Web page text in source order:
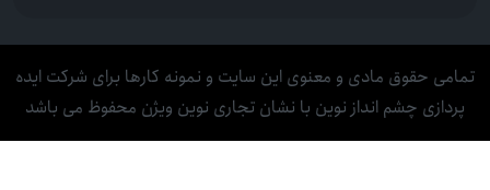
تمامی حقوق مادی و معنوی این سایت و نمونه کارها برای شرکت ایده
پردازی چشم انداز نوین با نشان تجاری نوین ویژن محفوظ می باشد